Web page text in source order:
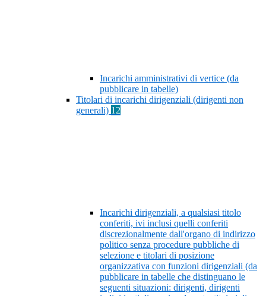
Incarichi amministrativi di vertice (da
pubblicare in tabelle)
Titolari di incarichi dirigenziali (dirigenti non
generali) 12
Incarichi dirigenziali, a qualsiasi titolo
conferiti, ivi inclusi quelli conferiti
discrezionalmente dall'organo di indirizzo
politico senza procedure pubbliche di
selezione e titolari di posizione
organizzativa con funzioni dirigenziali (da
pubblicare in tabelle che distinguano le
seguenti situazioni: dirigenti, dirigenti